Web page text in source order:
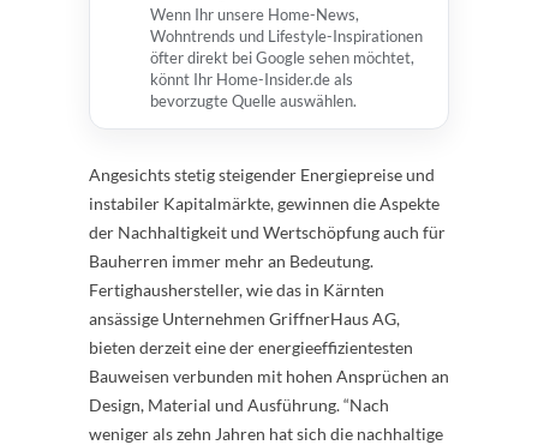
Wenn Ihr unsere Home-News,
Wohntrends und Lifestyle-Inspirationen
öfter direkt bei Google sehen möchtet,
könnt Ihr Home-Insider.de als
bevorzugte Quelle auswählen.
Angesichts stetig steigender Energiepreise und
instabiler Kapitalmärkte, gewinnen die Aspekte
der Nachhaltigkeit und Wertschöpfung auch für
Bauherren immer mehr an Bedeutung.
Fertighaushersteller, wie das in Kärnten
ansässige Unternehmen GriffnerHaus AG,
bieten derzeit eine der energieeffizientesten
Bauweisen verbunden mit hohen Ansprüchen an
Design, Material und Ausführung. “Nach
weniger als zehn Jahren hat sich die nachhaltige